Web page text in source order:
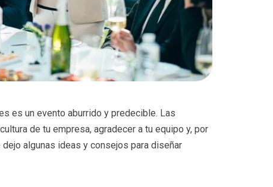
es un evento aburrido y predecible. Las
de tu empresa, agradecer a tu equipo y, por
algunas ideas y consejos para diseñar